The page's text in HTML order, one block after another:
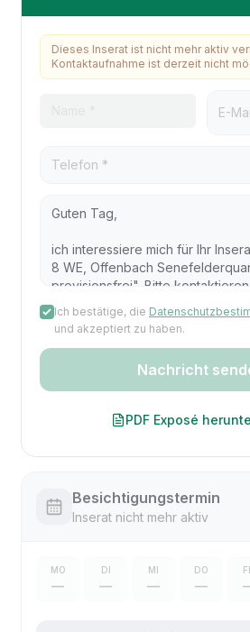
Dieses Inserat ist nicht mehr aktiv
Kontaktaufnahme ist derzeit nicht
Ich bestätige, die
und akzeptiert zu haben.
Nachricht
PDF Exposé
Besichtigungstermin
Inserat nicht mehr aktiv
MO
—
DI
—
MI
—
DO
—